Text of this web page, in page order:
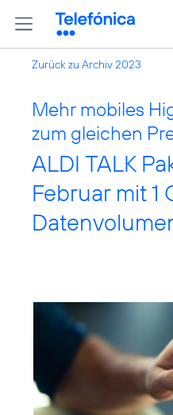
Zurück zu Archiv 2023
Mehr mobiles
zum gleichen
ALDI TALK
Februar mit 1